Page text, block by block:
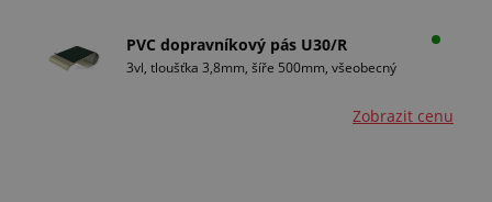
PVC dopravníkový pás U30/R
3vl, tloušťka 3,8mm, šíře 500mm, všeobecný
Zobrazit cenu